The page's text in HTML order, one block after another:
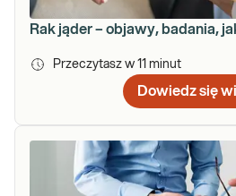
Rak jąder – objawy, badania,
Przeczytasz w 11 minut
Dowiedz się